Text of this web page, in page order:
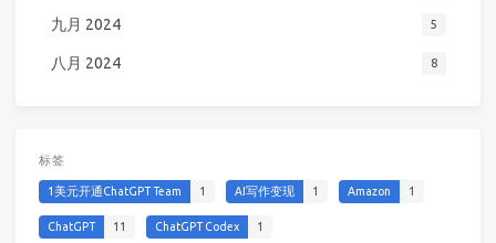
九月 2024 5
八月 2024 8
标签
1美元开通ChatGPT Team 1 AI写作变现 1 Amazon 1
ChatGPT 11 ChatGPT Codex 1